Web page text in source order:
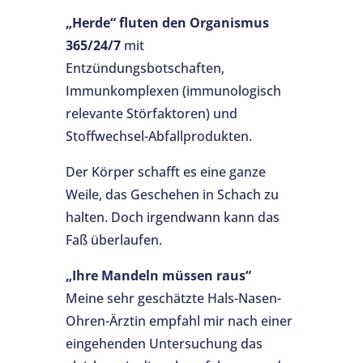
„Herde“ fluten den Organismus
365/24/7mit
Entzündungsbotschaften,
Immunkomplexen (immunologisch
relevante Störfaktoren) und
Stoffwechsel-Abfallprodukten.
Der Körper schafft es eine ganze
Weile, das Geschehen in Schach zu
halten. Doch irgendwann kann das
Faß überlaufen.
„Ihre Mandeln müssen raus“
Meine sehr geschätzte Hals-Nasen-
Ohren-Ärztin empfahl mir nach einer
eingehenden Untersuchung das